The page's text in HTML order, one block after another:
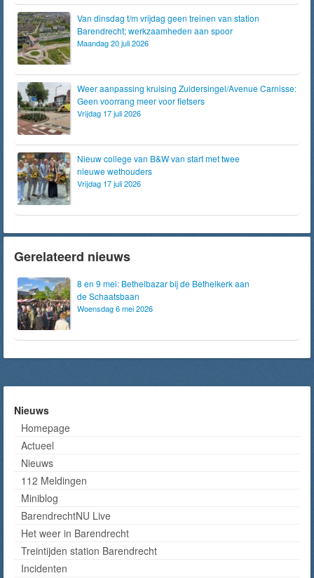
Van dinsdag t/m vrijdag geen treinen van station
Barendrecht; werkzaamheden aan spoor
Maandag 20 juli 2026
Weer aanpassing kruising Zuidersingel/Avenue Carnisse:
Geen voorrang meer voor fietsers
Vrijdag 17 juli 2026
Nieuw college van B&W van start met twee
nieuwe wethouders
Vrijdag 17 juli 2026
Gerelateerd nieuws
8 en 9 mei: Bethelbazar bij de Bethelkerk aan
de Schaatsbaan
Woensdag 6 mei 2026
Nieuws
Homepage
Actueel
Nieuws
112 Meldingen
Miniblog
BarendrechtNU Live
Het weer in Barendrecht
Treintijden station Barendrecht
Incidenten